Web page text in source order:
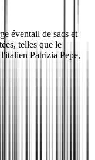
éventail de sacs et
telles que le
Patrizia Pepe,